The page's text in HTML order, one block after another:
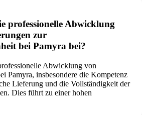
professionelle Abwicklung
zur
bei Pamyra bei?
Abwicklung von
Pamyra, insbesondere die Kompetenz
Lieferung und die Vollständigkeit der
Dies führt zu einer hohen